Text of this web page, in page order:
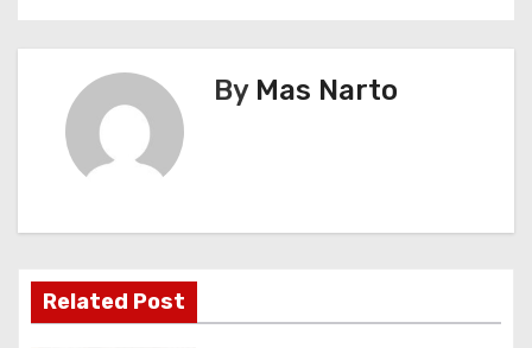
g
a
t
By Mas Narto
Related Post